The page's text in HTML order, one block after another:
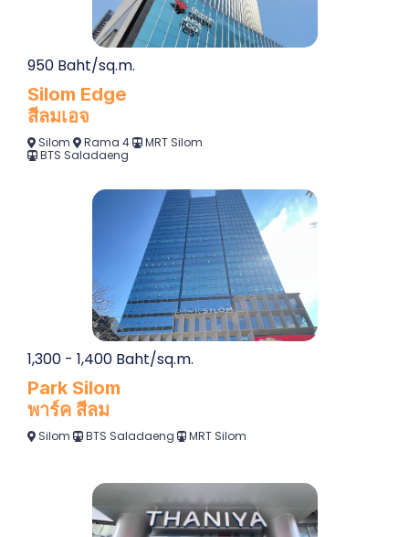
950 Baht/sq.m.
Silom Edge
สีลมเอจ
Silom Rama 4
MRT Silom
BTS Saladaeng
1,300 - 1,400 Baht/sq.m.
Park Silom
พาร์ค สีลม
Silom BTS Saladaeng MRT Silom